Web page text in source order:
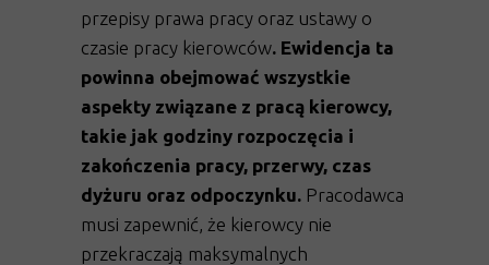
przepisy prawa pracy oraz ustawy o
czasie pracy kierowców. Ewidencja ta
powinna obejmować wszystkie
aspekty związane z pracą kierowcy,
takie jak godziny rozpoczęcia i
zakończenia pracy, przerwy, czas
dyżuru oraz odpoczynku. Pracodawca
musi zapewnić, że kierowcy nie
przekraczają maksymalnych